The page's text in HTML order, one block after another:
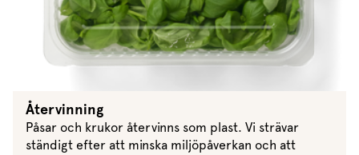
Vår sallat & gröna blad
Våra mikroörter & skott
Återvinning
Påsar och krukor återvinns som plast. Vi strävar
ständigt efter att minska miljöpåverkan och att